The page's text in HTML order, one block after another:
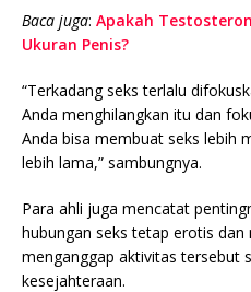
Baca juga: Apakah
Ukuran Penis?
“Terkadang seks terlalu
Anda menghilangkan itu dan
Anda bisa membuat seks lebih
lebih lama,” sambungnya.
Para ahli juga mencatat
hubungan seks tetap erotis dan
menganggap aktivitas tersebut
kesejahteraan.